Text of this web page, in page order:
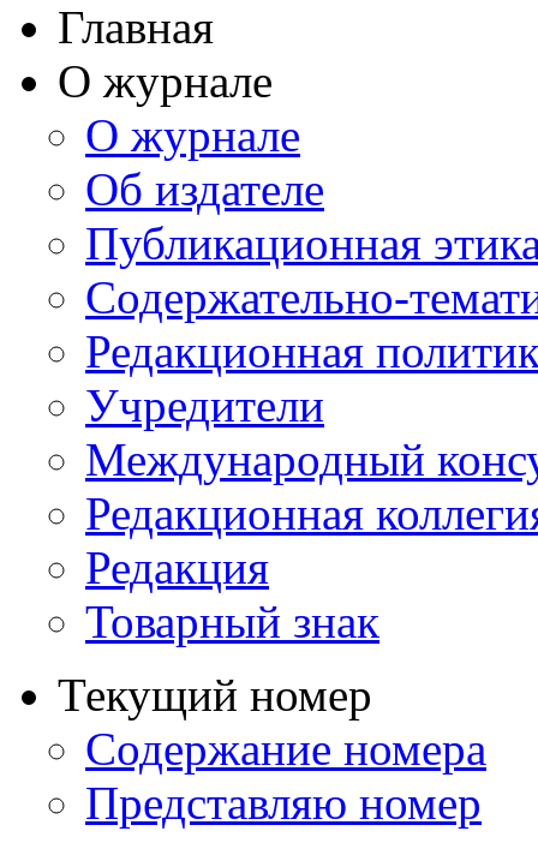
Главная
О журнале
О журнале
Об издателе
Публикационная
Содержательно-
Редакционная
Учредители
Международный
Редакционная
Редакция
Товарный знак
Текущий номер
Содержание номера
Представляю номер